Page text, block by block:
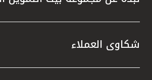
شكاوى العملاء